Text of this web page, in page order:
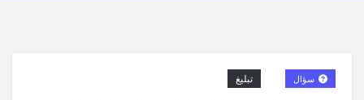
تبليغ سؤال